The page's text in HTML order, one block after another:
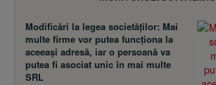
Modificări la legea societăţilor: Mai
multe firme vor putea funcţiona la
aceeaşi adresă, iar o persoană va
putea fi asociat unic în mai multe
SRL